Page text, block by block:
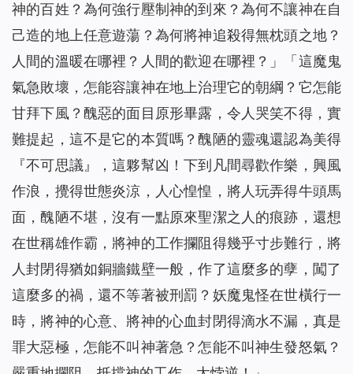
神的百姓？為何強行壓制神的到來？為何不讓神在自
己造的地上任意遊蕩？為何將神追殺得無枕頭之地？
人間的溫暖在哪裡？人間的歡迎在哪裡？ 」「 這魔鬼
氣急敗壞，怎能容讓神在地上治理它的朝綱？它怎能
甘拜下風？醜惡的面目原形畢露，令人哭笑不得，實
難提起，這不是它的本質嗎？醜陋的靈魂還認為美得
『不可思議』，這夥幫凶！下到凡間尋歡作樂，興風
作浪，攪得世態炎涼，人心惶惶，將人玩弄得牛頭馬
面，醜陋不堪，沒有一點原來聖潔之人的痕跡，還想
在世稱雄作霸，將神的工作攔阻得幾乎寸步難行，將
人封閉得猶如銅牆鐵壁一般，作了這麼多的孽，闖了
這麼多的禍，還不等著被刑罰？妖魔鬼怪在世橫行一
時，將神的心意、將神的心血封閉得滴水不漏，真是
罪大惡極，怎能不叫神著急？怎能不叫神生發怒氣？